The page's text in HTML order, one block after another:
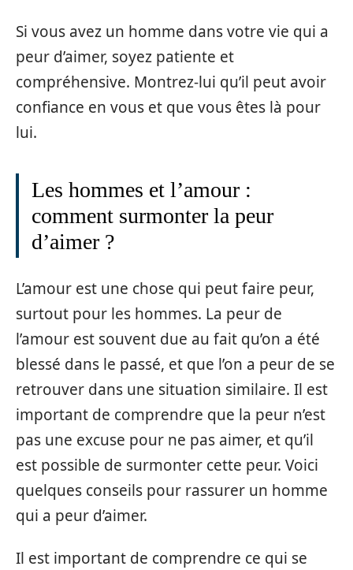
Si vous avez un homme dans votre vie qui a
peur d’aimer, soyez patiente et
compréhensive. Montrez-lui qu’il peut avoir
confiance en vous et que vous êtes là pour
lui.
Les hommes et l’amour :
comment surmonter la peur
d’aimer ?
L’amour est une chose qui peut faire peur,
surtout pour les hommes. La peur de
l’amour est souvent due au fait qu’on a été
blessé dans le passé, et que l’on a peur de se
retrouver dans une situation similaire. Il est
important de comprendre que la peur n’est
pas une excuse pour ne pas aimer, et qu’il
est possible de surmonter cette peur. Voici
quelques conseils pour rassurer un homme
qui a peur d’aimer.
Il est important de comprendre ce qui se